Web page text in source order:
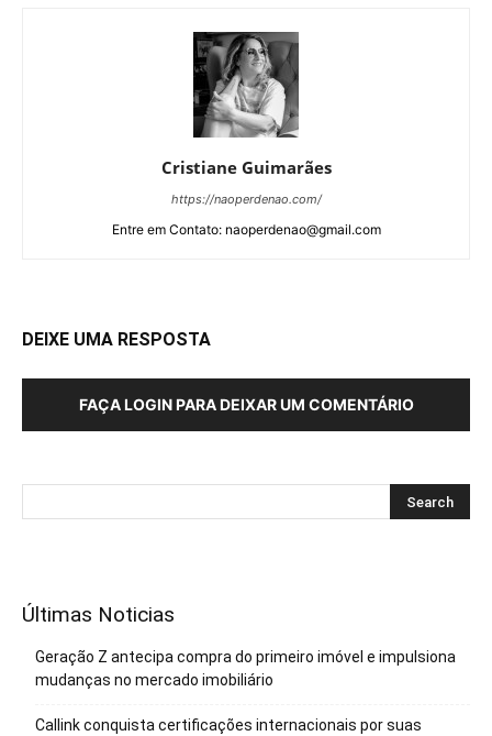
Cristiane Guimarães
https://naoperdenao.com/
Entre em Contato: naoperdenao@gmail.com
DEIXE UMA RESPOSTA
FAÇA LOGIN PARA DEIXAR UM COMENTÁRIO
Últimas Noticias
Geração Z antecipa compra do primeiro imóvel e impulsiona
mudanças no mercado imobiliário
Callink conquista certificações internacionais por suas